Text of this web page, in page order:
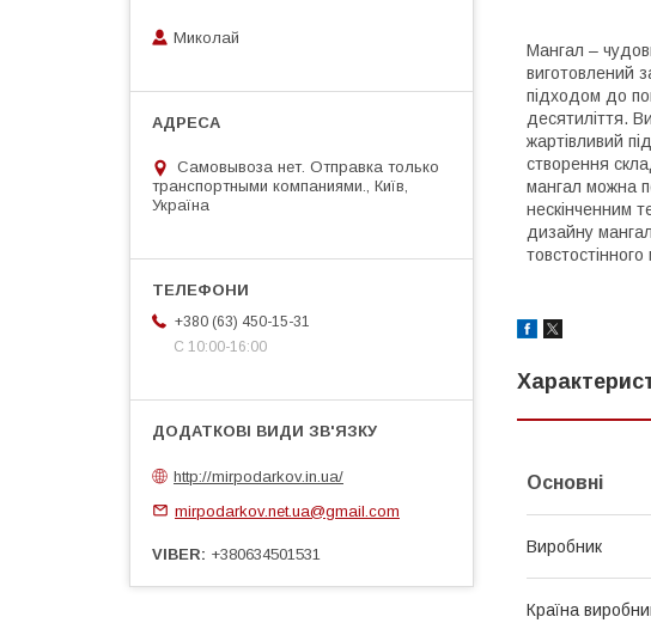
Мангал –
виготовлений
підходом до
десятиліття.
жартівливий
створення
мангал можна
нескінченним
дизайну
Основні
Виробник
Країна
Миколай
Самовывоза нет. Отправка только
транспортными компаниями., Київ,
Україна
+380 (63) 450-15-31
С 10:00-16:00
http://mirpodarkov.in.ua/
mirpodarkov.net.ua@gmail.com
VIBER +380634501531